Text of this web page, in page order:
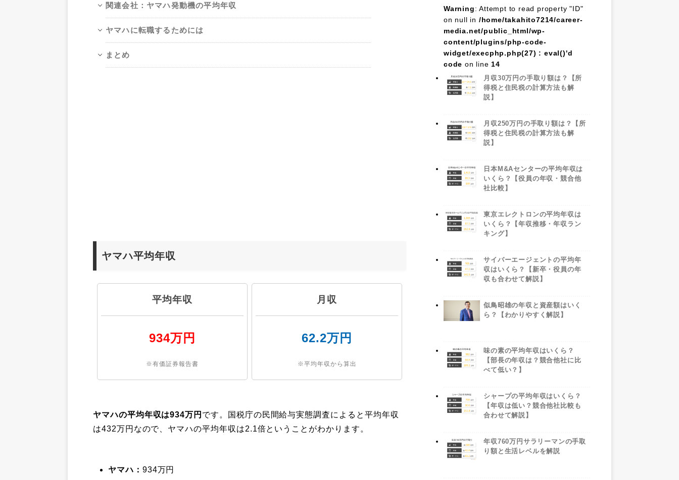
関連会社：ヤマハ発動機の平均年収
ヤマハに転職するためには
まとめ
ヤマハ平均年収
平均年収
934万円
※有価証券報告書
月収
62.2万円
※平均年収から算出
ヤマハの平均年収は934万円 です。国税庁の民間給与実態調査によると平均年収
は432万円なので、ヤマハの平均年収は2.1倍ということがわかります。
ヤマハ： 934万円
Warning: Attempt to read property "ID"
on null in /home/takahito7214/career-
media.net/public_html/wp-
content/plugins/php-code-
widget/execphp.php(27) : eval()'d
code on line 14
月収30万円の手取り額は？【所
得税と住民税の計算方法も解
説】
月収250万円の手取り額は？【所
得税と住民税の計算方法も解
説】
日本M&Aセンターの平均年収は
いくら？【役員の年収・競合他
社比較】
東京エレクトロンの平均年収は
いくら？【年収推移・年収ラン
キング】
サイバーエージェントの平均年
収はいくら？【新卒・役員の年
収も合わせて解説】
似鳥昭雄の年収と資産額はいく
ら？【わかりやすく解説】
味の素の平均年収はいくら？
【部長の年収は？競合他社に比
べて低い？】
シャープの平均年収はいくら？
【年収は低い？競合他社比較も
合わせて解説】
年収760万円サラリーマンの手取
り額と生活レベルを解説